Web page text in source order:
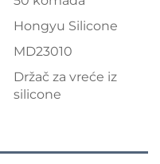
Hongyu Silicone
MD23010
Držač za vreće iz
silicone